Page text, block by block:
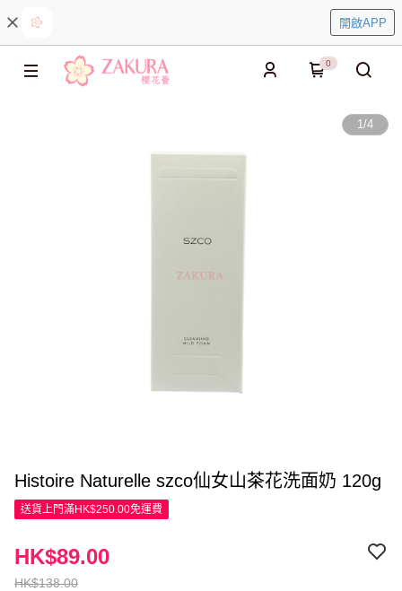
開啟APP
0
1/4
Histoire Naturelle szco仙女山茶花洗面奶 120g
送貨上門滿HK$250.00免運費
HK$138.00
HK$89.00